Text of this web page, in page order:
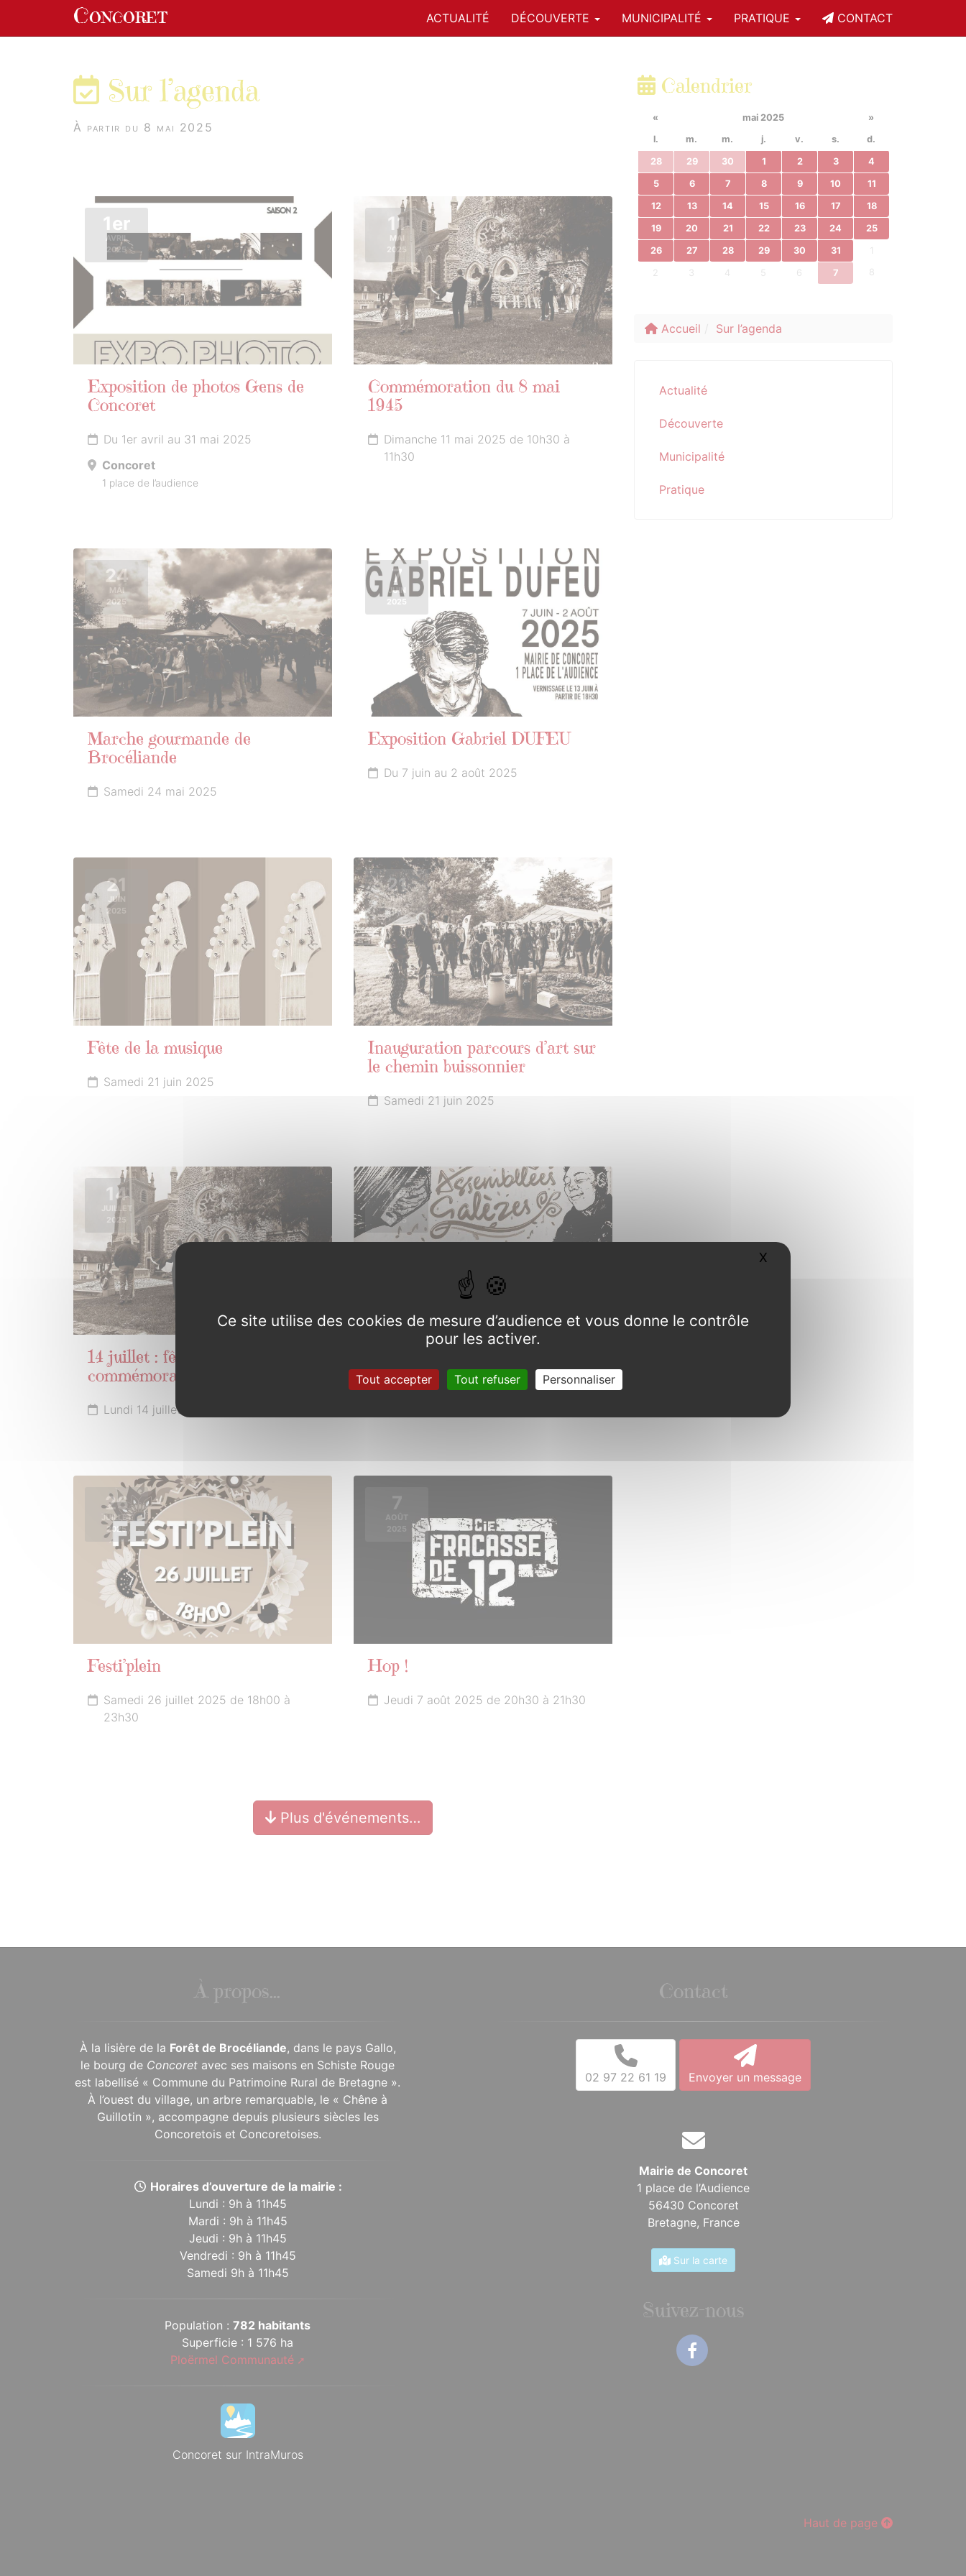
Concoret ACTUALITÉ DÉCOUVERTE MUNICIPALITÉ PRATIQUE CONTACT
Sur l’agenda
À partir du 8 mai 2025
1er
AVRIL
2025
Exposition de photos Gens de
Concoret
Du 1er avril au 31 mai 2025
Concoret
1 place de l’audience
11
MAI
2025
Commémoration du 8 mai
1945
Dimanche 11 mai 2025 de 10h30 à
11h30
24
MAI
2025
Marche gourmande de
Brocéliande
Samedi 24 mai 2025
7
JUIN
2025
Exposition Gabriel DUFEU
Du 7 juin au 2 août 2025
21
JUIN
2025
Fête de la musique
Samedi 21 juin 2025
21
JUIN
2025
Inauguration parcours d’art sur
le chemin buissonnier
Samedi 21 juin 2025
14
JUILLET
2025
14 juillet : fête nationale,
commémoration
Lundi 14 juillet 2025 de 10h30 à 11h30
14
JUILLET
2025
Du 14 au 19 juillet 2025
26
JUILLET
2025
Festi’plein
Samedi 26 juillet 2025 de 18h00 à
23h30
7
AOÛT
2025
Hop !
Jeudi 7 août 2025 de 20h30 à 21h30
Plus d'événements…
Calendrier
« mai 2025
»
l.
m. m. j. v. s. d.
28 29 30 1 2 3 4
5 6 7 8 9 10 11
12 13 14 15 16 17 18
19 20 21 22 23 24 25
26 27 28 29 30 31 1
2 3 4 5 6 7 8
Accueil Sur l’agenda
Actualité
Découverte
Municipalité
Pratique
À propos...
À la lisière de la Forêt de Brocéliande, dans le pays Gallo,
le bourg de Concoret avec ses maisons en Schiste Rouge
est labellisé « Commune du Patrimoine Rural de Bretagne ».
À l’ouest du village, un arbre remarquable, le « Chêne à
Guillotin », accompagne depuis plusieurs siècles les
Concoretois et Concoretoises.
Horaires d’ouverture de la mairie :
Lundi : 9h à 11h45
Mardi : 9h à 11h45
Jeudi : 9h à 11h45
Vendredi : 9h à 11h45
Samedi 9h à 11h45
Population :782 habitants
Superficie : 1 576 ha
Ploërmel Communauté
Concoret sur IntraMuros
Contact
02 97 22 61 19 Envoyer un message
Mairie de Concoret
1 place de l’Audience
56430 Concoret
Bretagne, France
Sur la carte
Suivez-nous
Haut de page
Panneau de gestion des cookies
Ce site utilise des cookies de mesure d’audience et vous donne le contrôle
pour les activer.
Tout accepter Tout refuser Personnaliser
X Masquer le bandeau des cookies